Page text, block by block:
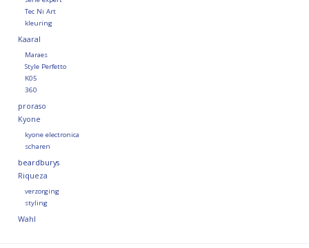
Tec Ni Art
kleuring
Kaaral
Maraes
Style Perfetto
K05
360
proraso
Kyone
kyone electronica
scharen
beardburys
Riqueza
verzorging
styling
Wahl